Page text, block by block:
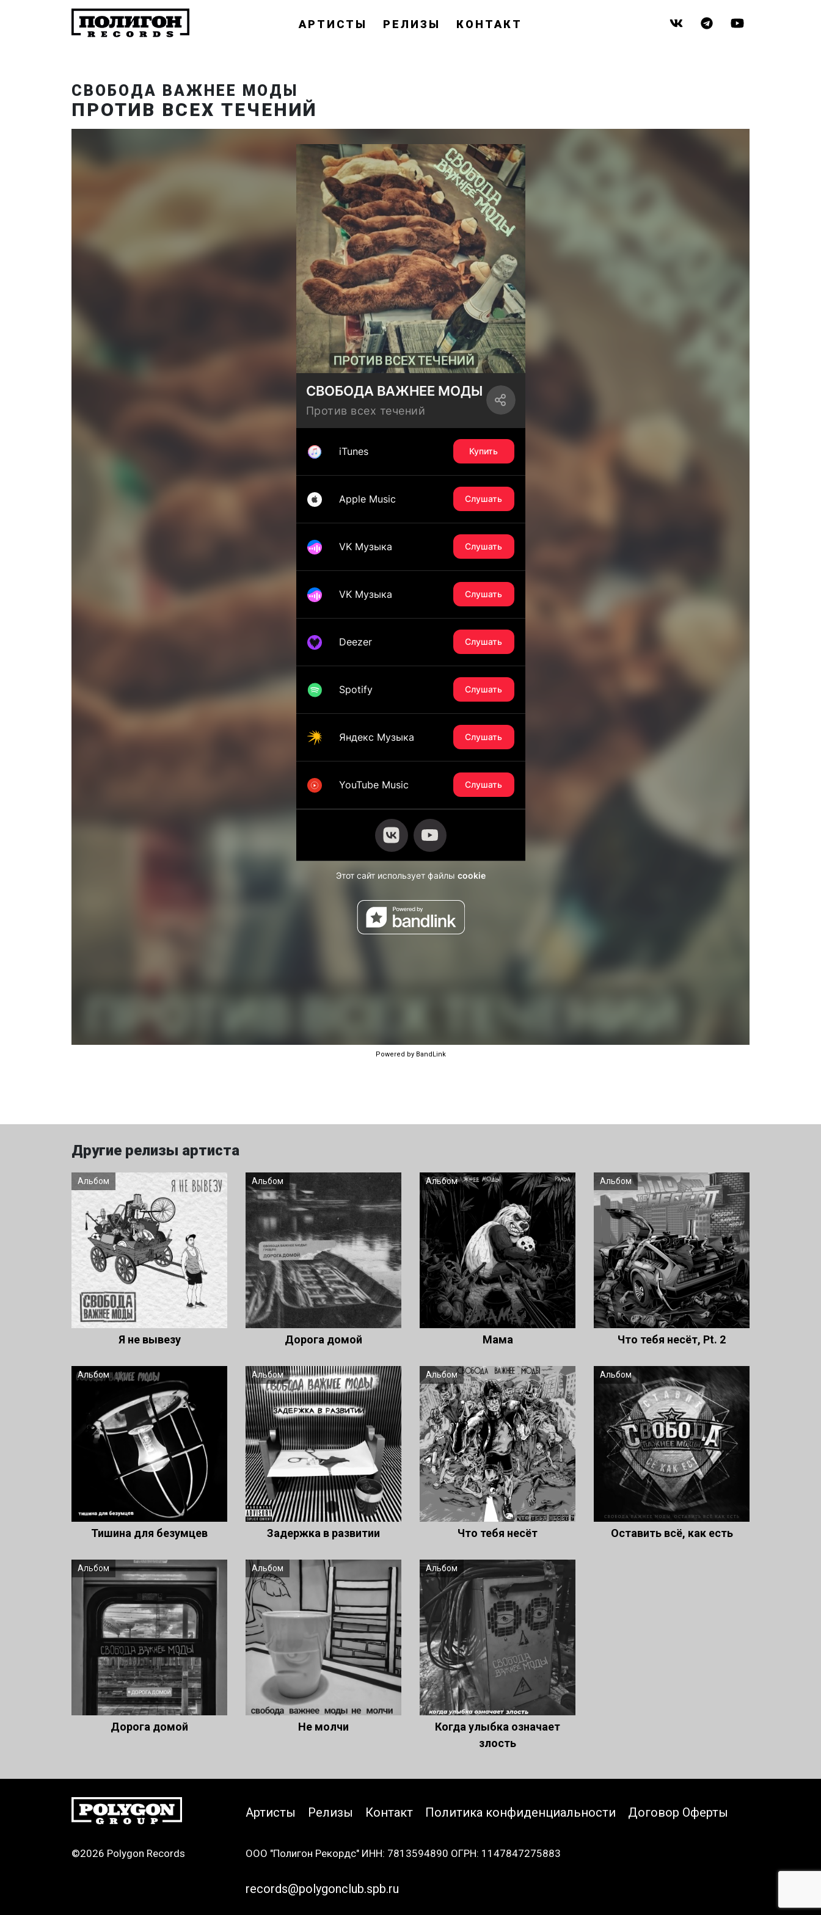
АРТИСТЫ РЕЛИЗЫ КОНТАКТ
СВОБОДА ВАЖНЕЕ МОДЫ
ПРОТИВ ВСЕХ ТЕЧЕНИЙ
Powered by BandLink
Другие релизы артиста
Альбом
Я не вывезу
Альбом
Дорога домой
Альбом
Мама
Альбом
Что тебя несёт, Pt. 2
Альбом
Тишина для безумцев
Альбом
Задержка в развитии
Альбом
Что тебя несёт
Альбом
Оставить всё, как есть
Альбом
Дорога домой
Альбом
Не молчи
Альбом
Когда улыбка означает
злость
©2026 Polygon Records
Артисты Релизы Контакт Политика конфиденциальности Договор Оферты
ООО "Полигон Рекордс" ИНН: 7813594890 ОГРН: 1147847275883
records@polygonclub.spb.ru